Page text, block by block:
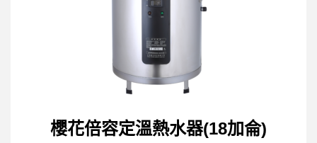
櫻花倍容定溫熱水器(18加侖)